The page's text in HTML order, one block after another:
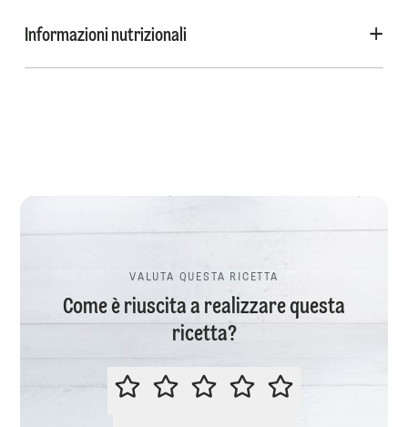
Informazioni nutrizionali
VALUTA QUESTA RICETTA
Come è riuscita a realizzare questa
ricetta?
VALUTA QUESTA RICETTA